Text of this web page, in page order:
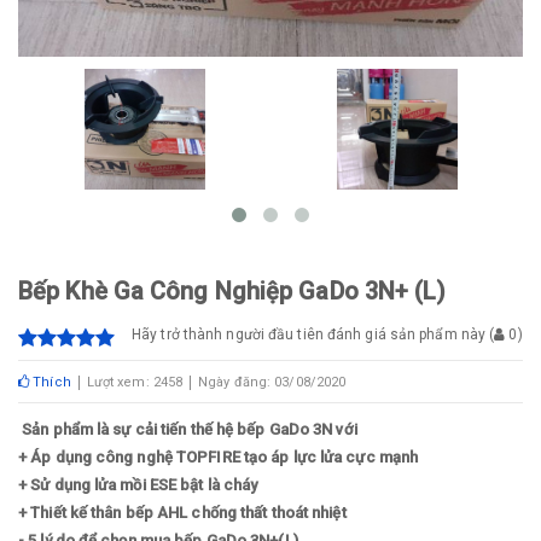
Bếp Khè Ga Công Nghiệp GaDo 3N+ (L)
Hãy trở thành người đầu tiên đánh giá sản phẩm này ( 0)
Thích Lượt xem: 2458 Ngày đăng: 03/08/2020
Sản phẩm là sự cải tiến thế hệ bếp GaDo 3N với
+ Áp dụng công nghệ TOPFIRE tạo áp lực lửa cực mạnh
+ Sử dụng lửa mồi ESE bật là cháy
+ Thiết kế thân bếp AHL chống thất thoát nhiệt